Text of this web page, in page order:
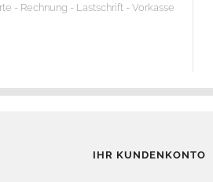
- Rechnung - Lastschrift - Vorkasse
IHR KUNDENKONTO